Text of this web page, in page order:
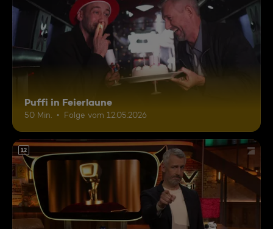
Puffi in Feierlaune
50 Min. Folge vom 12.05.2026
12